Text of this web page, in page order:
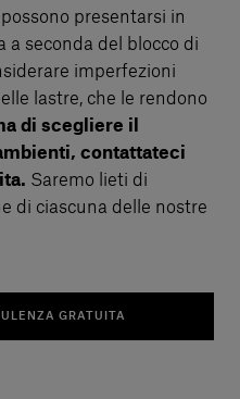
presentarsi in
a seconda del blocco di
imperfezioni
lastre, che le rendono
di scegliere il
contattateci
Saremo lieti di
di ciascuna delle nostre
GRATUITA